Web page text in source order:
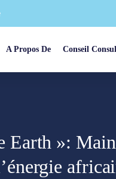
A Propos De Conseil
Earth »: